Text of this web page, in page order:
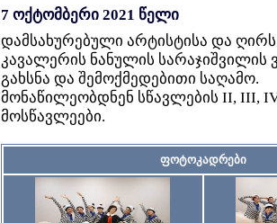
7 ოქტომბერი 2021 წელი
დამსახურებული არტისტისა და
კავალერის ნანულის სარაჯიშვილის
გახსნა და შემოქმედებითი საღამო.
მონაწილეობდნენ სწავლების II, III,
მოსწავლეები.
ფოტოკადრები